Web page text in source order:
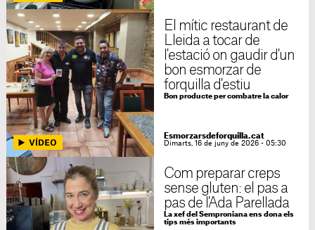
El mític restaurant de
Lleida a tocar de
l'estació on gaudir d'un
bon esmorzar de
forquilla d'estiu
Bon producte per combatre la calor
Esmorzarsdeforquilla.cat
Dimarts, 16 de juny de 2026 - 05:30
Com preparar creps
sense gluten: el pas a
pas de l'Ada Parellada
La xef del Semproniana ens dona els
tips més importants